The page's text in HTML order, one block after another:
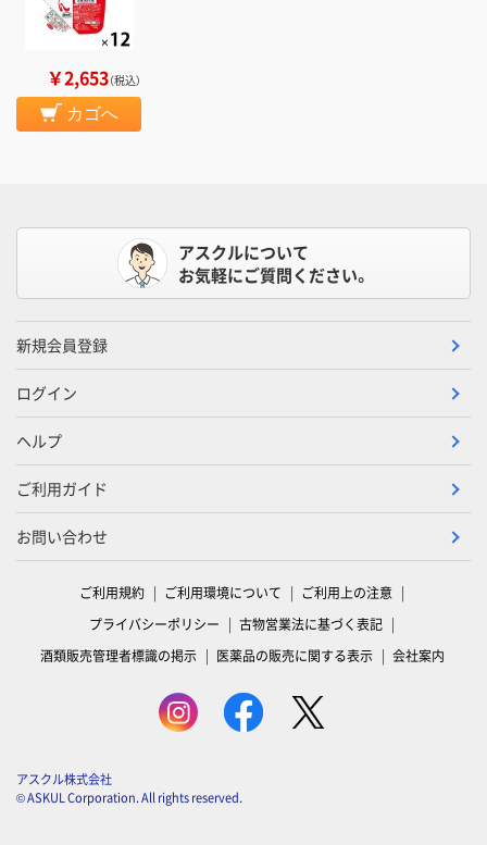
￥2,653（税込）
カゴへ
アスクルについて
お気軽にご質問ください。
新規会員登録
ログイン
ヘルプ
ご利用ガイド
お問い合わせ
ご利用規約 ご利用環境について
ご利用上の注意
プライバシーポリシー
古物営業法に基づく表記
酒類販売管理者標識の掲示
医薬品の販売に関する表示 会社案内
アスクル株式会社
© ASKUL Corporation. All rights reserved.